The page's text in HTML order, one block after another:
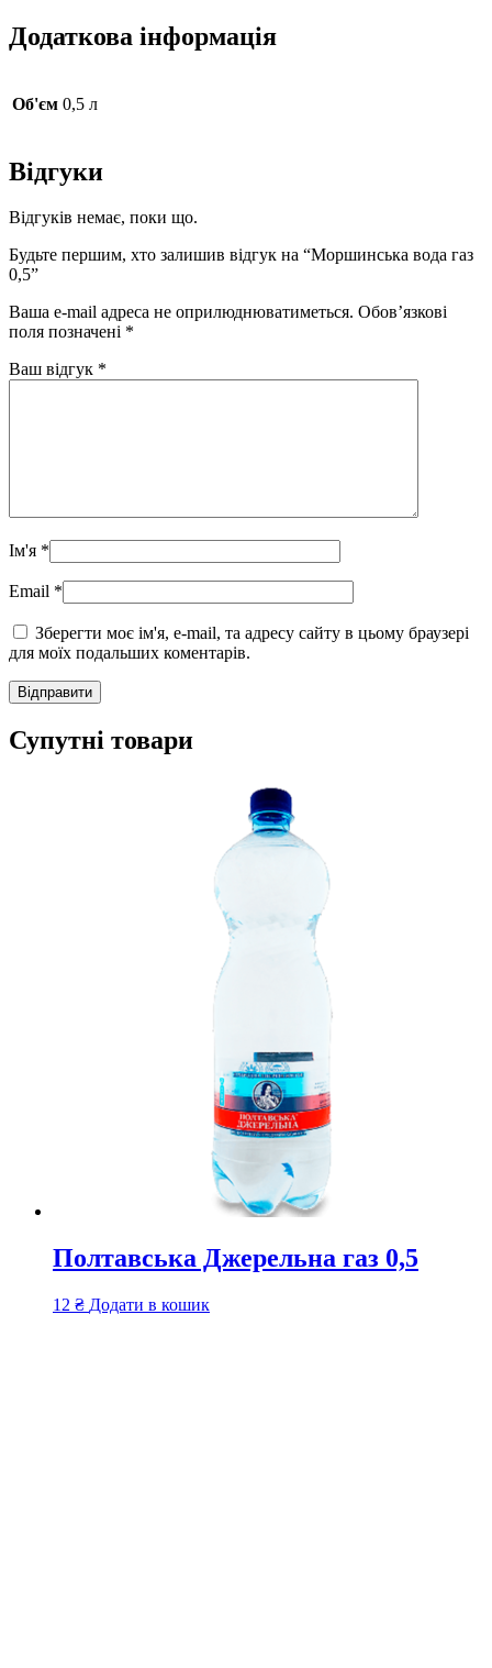
Додаткова інформація
Об'єм 0,5 л
Відгуки
Відгуків немає, поки що.
Будьте першим, хто залишив відгук на “Моршинська вода газ
0,5”
Ваша e-mail адреса не оприлюднюватиметься. Обов’язкові
поля позначені *
Ваш відгук *
Ім'я *
Email *
Зберегти моє ім'я, e-mail, та адресу сайту в цьому браузері
для моїх подальших коментарів.
Супутні товари
Полтавська Джерельна газ 0,5
12 ₴ Додати в кошик